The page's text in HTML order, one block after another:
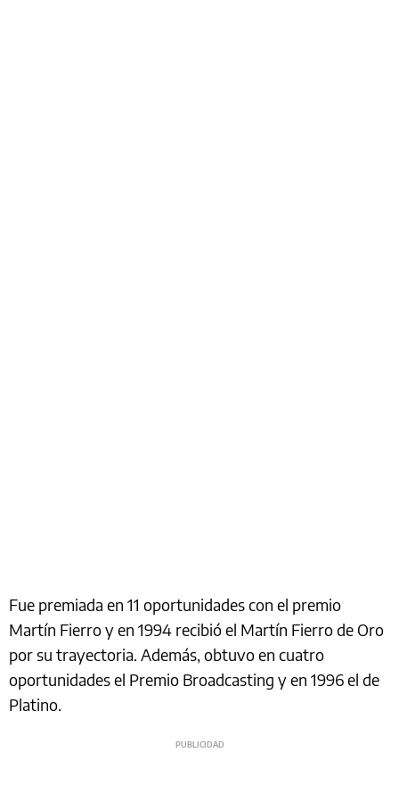
Fue premiada en 11 oportunidades con el premio
Martín Fierro y en 1994 recibió el Martín Fierro de Oro
por su trayectoria. Además, obtuvo en cuatro
oportunidades el Premio Broadcasting y en 1996 el de
Platino.